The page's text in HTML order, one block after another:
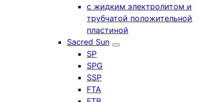
с жидким электролитом и
трубчатой положительной
пластиной
Sacred Sun
SP
SPG
SSP
FTA